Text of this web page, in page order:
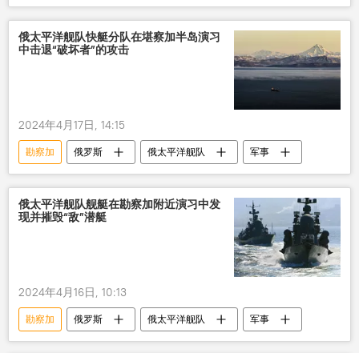
俄太平洋舰队快艇分队在堪察加半岛演习
中击退“破坏者”的攻击
2024年4月17日, 14:15
勘察加 俄罗斯 俄太平洋舰队 军事
俄太平洋舰队舰艇在勘察加附近演习中发
现并摧毁“敌”潜艇
2024年4月16日, 10:13
勘察加 俄罗斯 俄太平洋舰队 军事